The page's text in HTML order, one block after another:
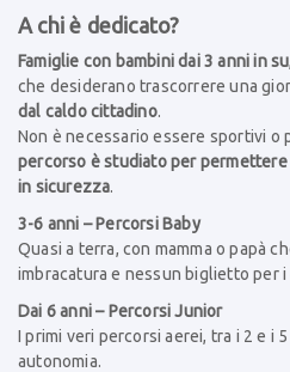
A chi è dedicato?
Famiglie con bambini dai 3 anni in su
che desiderano trascorrere una
dal caldo cittadino.
Non è necessario essere sportivi
percorso è studiato per
in sicurezza.
3-6 anni – Percorsi Baby
Quasi a terra, con mamma o papà
imbracatura e nessun biglietto per
Dai 6 anni – Percorsi Junior
I primi veri percorsi aerei, tra i 2 e i
autonomia.